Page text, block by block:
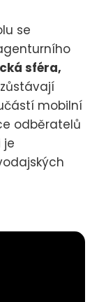
se
sféra,
mobilní
odběratelů
je